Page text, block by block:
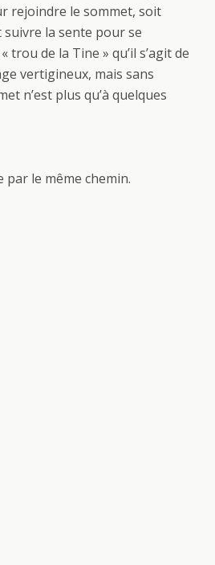
rejoindre le sommet, soit
la sente pour se
de la Tine » qu’il s’agit de
vertigineux, mais sans
n’est plus qu’à quelques
par le même chemin.